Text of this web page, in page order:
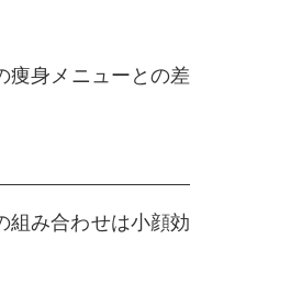
痩身メニューとの差
組み合わせは小顔効